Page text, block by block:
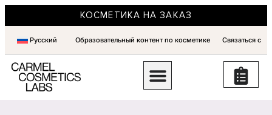
КОСМЕТИКА НА ЗАКАЗ
Русский Образовательный контент по косметике Связаться с